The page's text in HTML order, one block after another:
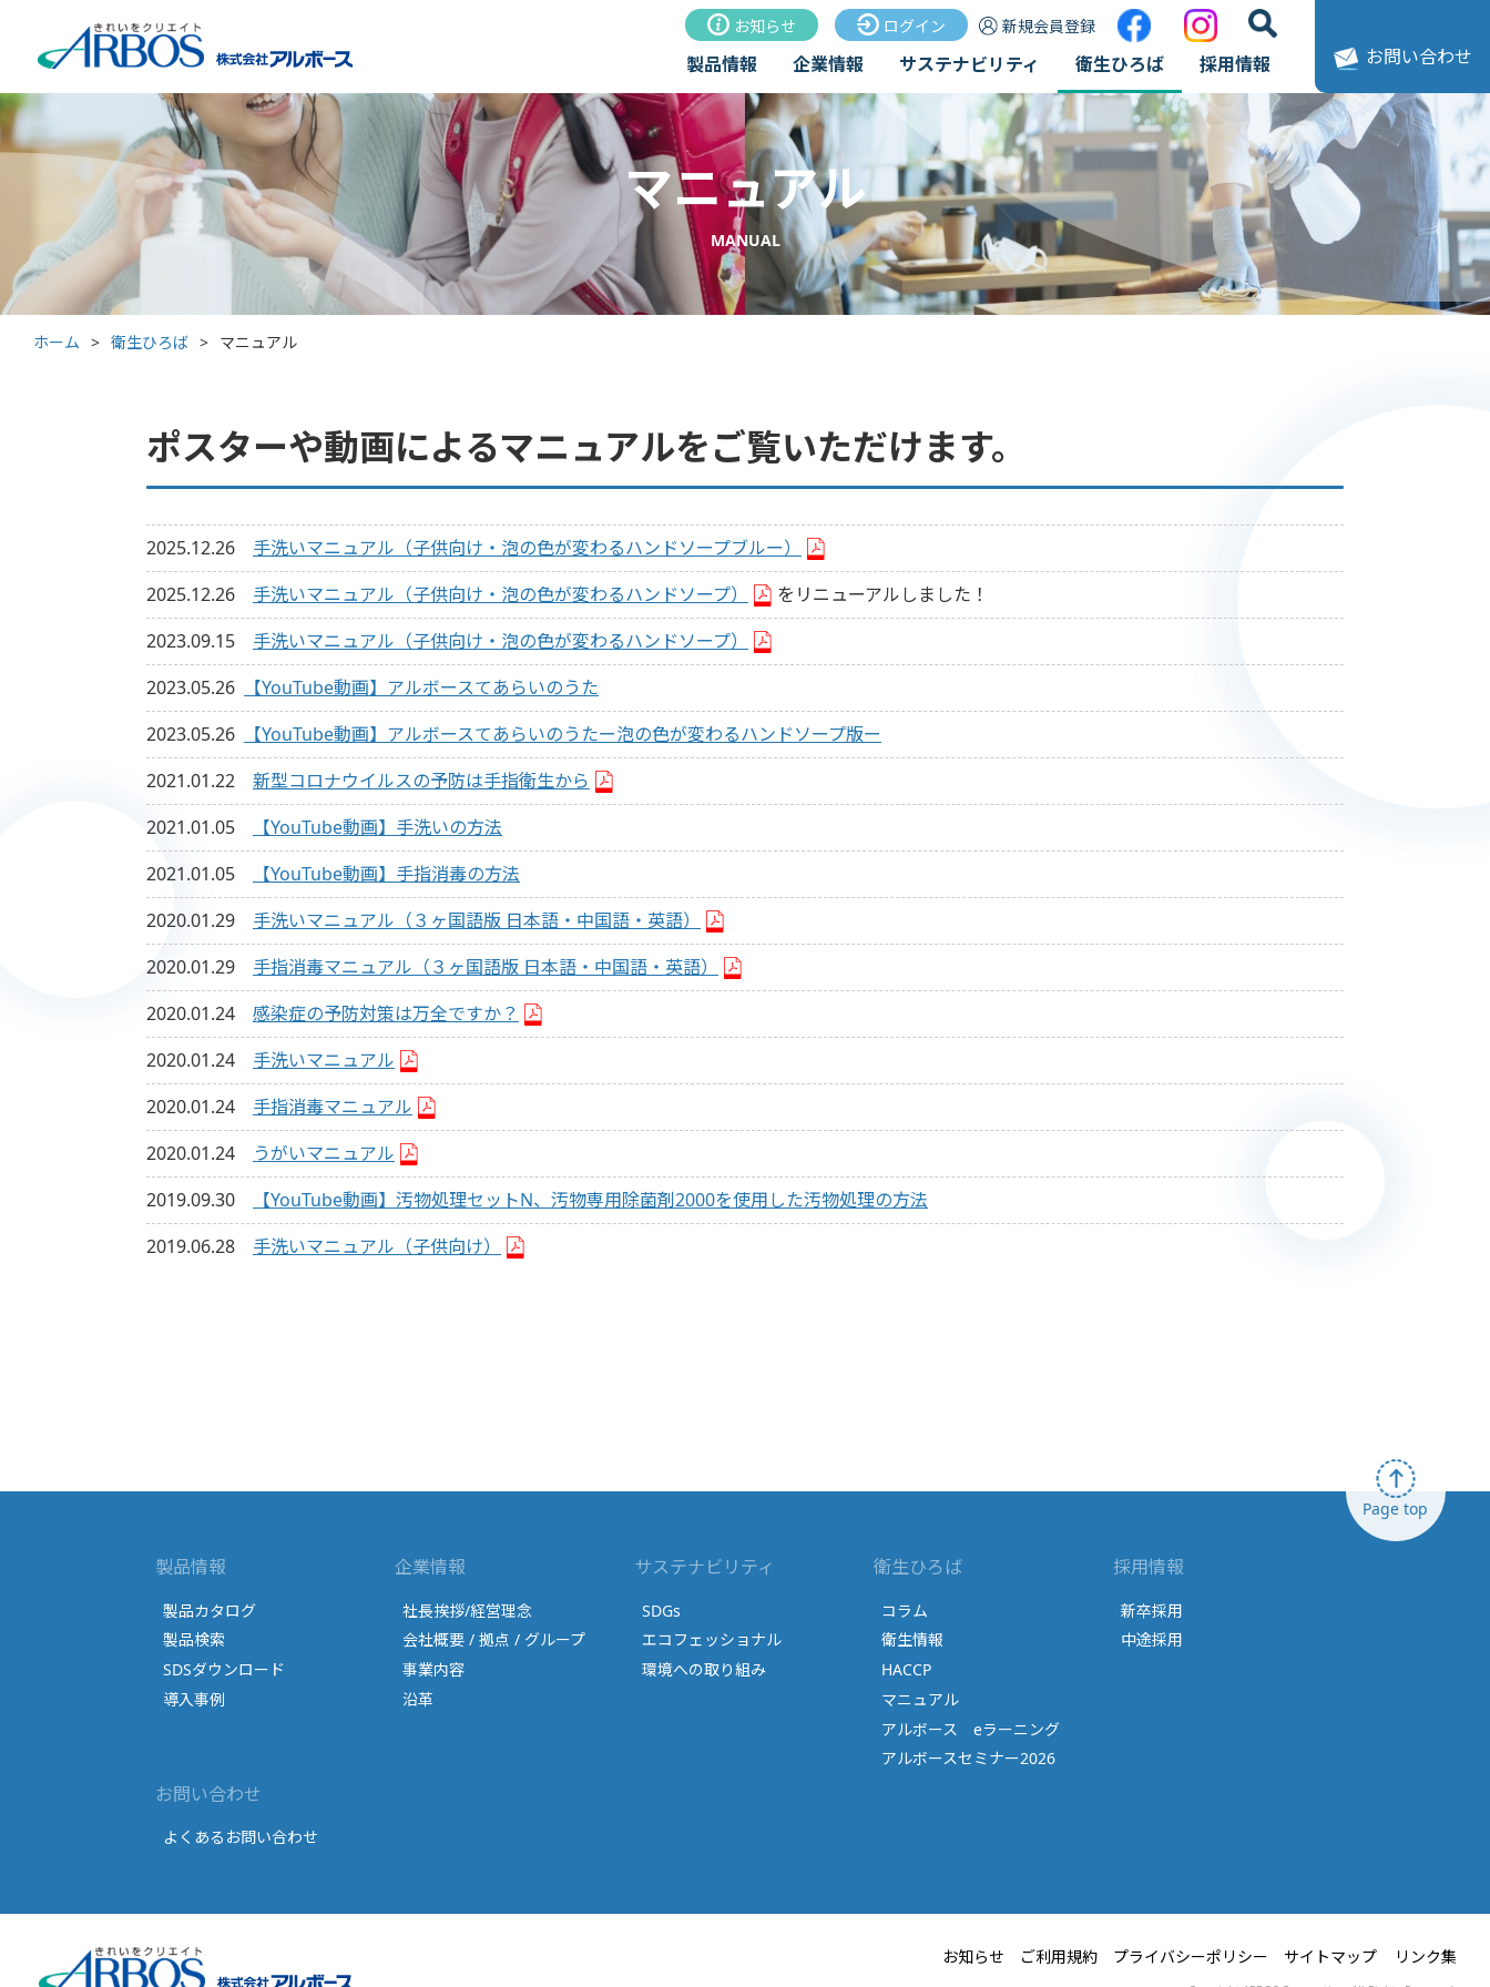
お知らせ ログイン 新規会員登録
製品情報 企業情報 サステナビリティ 衛生ひろば 採用情報 お問い合わせ
マニュアル
MANUAL
ホーム > 衛生ひろば > マニュアル
ポスターや動画によるマニュアルをご覧いただけます。
2025.12.26 手洗いマニュアル（子供向け・泡の色が変わるハンドソープブルー）
2025.12.26 手洗いマニュアル（子供向け・泡の色が変わるハンドソープ）
をリニューアルしました！
2023.09.15 手洗いマニュアル（子供向け・泡の色が変わるハンドソープ）
2023.05.26
【YouTube動画】アルボースてあらいのうた
2023.05.26
【YouTube動画】アルボースてあらいのうたー泡の色が変わるハンドソープ版ー
2021.01.22
新型コロナウイルスの予防は手指衛生から
2021.01.05
【YouTube動画】手洗いの方法
2021.01.05
【YouTube動画】手指消毒の方法
2020.01.29
手洗いマニュアル（３ヶ国語版 日本語・中国語・英語）
2020.01.29
手指消毒マニュアル（３ヶ国語版 日本語・中国語・英語）
2020.01.24
感染症の予防対策は万全ですか？
2020.01.24
手洗いマニュアル
2020.01.24
手指消毒マニュアル
2020.01.24
うがいマニュアル
2019.09.30
【YouTube動画】汚物処理セットN、汚物専用除菌剤2000を使用した汚物処理の方法
2019.06.28
手洗いマニュアル（子供向け）
Page top
製品情報
製品カタログ
製品検索
SDSダウンロード
導入事例
企業情報
社長挨拶/経営理念
会社概要 / 拠点 / グループ
事業内容
沿革
サステナビリティ
SDGs
エコフェッショナル
環境への取り組み
衛生ひろば
コラム
衛生情報
HACCP
マニュアル
アルボース eラーニング
アルボースセミナー2026
採用情報
新卒採用
中途採用
お問い合わせ
よくあるお問い合わせ
お知らせ ご利用規約 プライバシーポリシー サイトマップ リンク集